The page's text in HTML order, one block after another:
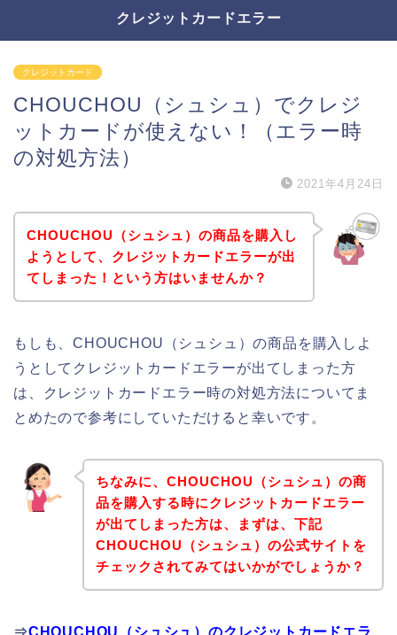
クレジットカードエラー
クレジットカード
CHOUCHOU（シュシュ）でクレジ
ットカードが使えない！（エラー時
の対処方法）
2021年4月24日
CHOUCHOU（シュシュ）の商品を購入し
ようとして、クレジットカードエラーが出
てしまった！という方はいませんか？
もしも、CHOUCHOU（シュシュ）の商品を購入しよ
うとしてクレジットカードエラーが出てしまった方
は、クレジットカードエラー時の対処方法についてま
とめたので参考にしていただけると幸いです。
ちなみに、CHOUCHOU（シュシュ）の商
品を購入する時にクレジットカードエラー
が出てしまった方は、まずは、下記
CHOUCHOU（シュシュ）の公式サイトを
チェックされてみてはいかがでしょうか？